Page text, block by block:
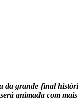
da grande final
animada com